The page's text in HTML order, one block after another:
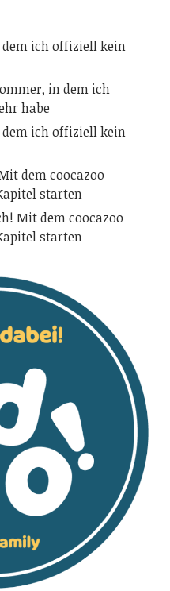
dem ich offiziell kein
in dem ich
habe
dem ich offiziell kein
dem coocazoo
starten
Mit dem coocazoo
starten